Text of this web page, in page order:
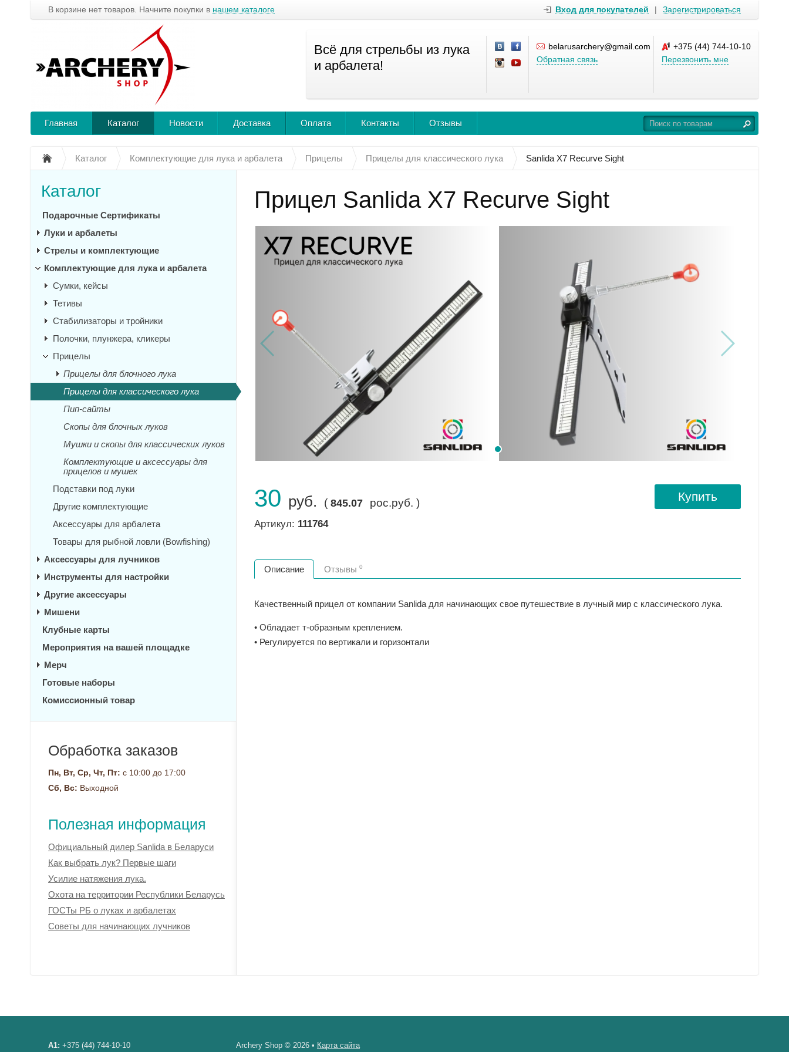
В корзине нет товаров. Начните покупки в нашем каталоге Вход для покупателей | Зарегистрироваться
Всё для стрельбы из лука
и арбалета!
belarusarchery@gmail.com
Обратная связь
+375 (44) 744-10-10
Перезвонить мне
Главная Каталог Новости Доставка Оплата Контакты Отзывы
Каталог Комплектующие для лука и арбалета Прицелы Прицелы для классического лука Sanlida X7 Recurve Sight
Прицел Sanlida X7 Recurve Sight
30 руб. ( 845.07 рос.руб. )
Артикул: 111764
Купить
Описание Отзывы 0
Качественный прицел от компании Sanlida для начинающих свое путешествие в лучный мир с классического лука.
• Обладает т-образным креплением.
• Регулируется по вертикали и горизонтали
Каталог
Подарочные Сертификаты
Луки и арбалеты
Стрелы и комплектующие
Комплектующие для лука и арбалета
Сумки, кейсы
Тетивы
Стабилизаторы и тройники
Полочки, плунжера, кликеры
Прицелы
Прицелы для блочного лука
Прицелы для классического лука
Пип-сайты
Скопы для блочных луков
Мушки и скопы для классических луков
Комплектующие и аксессуары для
прицелов и мушек
Подставки под луки
Другие комплектующие
Аксессуары для арбалета
Товары для рыбной ловли (Bowfishing)
Аксессуары для лучников
Инструменты для настройки
Другие аксессуары
Мишени
Клубные карты
Мероприятия на вашей площадке
Мерч
Готовые наборы
Комиссионный товар
Обработка заказов
Пн, Вт, Ср, Чт, Пт: с 10:00 до 17:00
Сб, Вс: Выходной
Полезная информация
Официальный дилер Sanlida в Беларуси
Как выбрать лук? Первые шаги
Усилие натяжения лука.
Охота на территории Республики Беларусь
ГОСТы РБ о луках и арбалетах
Советы для начинающих лучников
A1: +375 (44) 744-10-10 Archery Shop © 2026 • Карта сайта